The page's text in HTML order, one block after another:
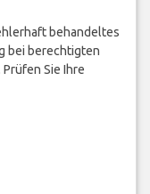
behandeltes
bei berechtigten
Sie Ihre